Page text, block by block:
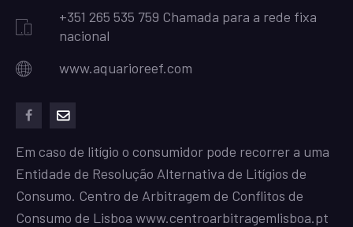
+351 265 535 759 Chamada para a rede fixa
nacional
www.aquarioreef.com
Em caso de litígio o consumidor pode recorrer a uma
Entidade de Resolução Alternativa de Litígios de
Consumo. Centro de Arbitragem de Conflitos de
Consumo de Lisboa www.centroarbitragemlisboa.pt